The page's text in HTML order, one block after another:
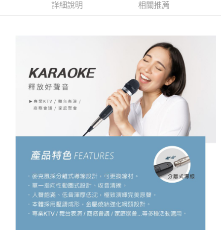
每筆NT$60，滿NT$599(含以上)免運費
每筆NT$120，滿NT$1,999(含以上)免運費
詳細說明 相關推薦